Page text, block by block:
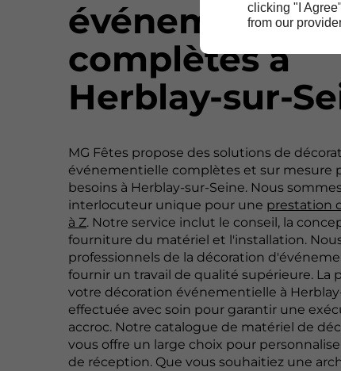
clicking "I
from our
complètes à
Herblay-sur-
MG Fêtes propose des solutions de
événementielle complètes et sur mesure
besoins à Herblay-sur-Seine. Nous
interlocuteur unique pour une prestation
à Z. Notre service inclut le conseil, la
fourniture du matériel et l'installation.
professionnels de la décoration
fournir un travail de qualité supérieure. La
votre décoration événementielle à
effectuée avec soin pour garantir une
accroc. Notre catalogue de matériel de
vous offre un large choix pour
de réception. Que vous souhaitiez une